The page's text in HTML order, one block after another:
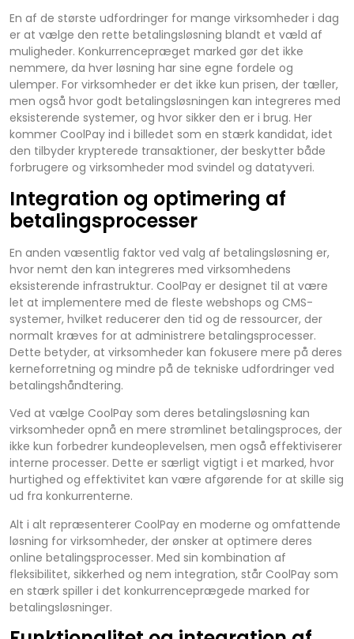
En af de største udfordringer for mange virksomheder i dag
er at vælge den rette betalingsløsning blandt et væld af
muligheder. Konkurrencepræget marked gør det ikke
nemmere, da hver løsning har sine egne fordele og
ulemper. For virksomheder er det ikke kun prisen, der tæller,
men også hvor godt betalingsløsningen kan integreres med
eksisterende systemer, og hvor sikker den er i brug. Her
kommer CoolPay ind i billedet som en stærk kandidat, idet
den tilbyder krypterede transaktioner, der beskytter både
forbrugere og virksomheder mod svindel og datatyveri.
Integration og optimering af
betalingsprocesser
En anden væsentlig faktor ved valg af betalingsløsning er,
hvor nemt den kan integreres med virksomhedens
eksisterende infrastruktur. CoolPay er designet til at være
let at implementere med de fleste webshops og CMS-
systemer, hvilket reducerer den tid og de ressourcer, der
normalt kræves for at administrere betalingsprocesser.
Dette betyder, at virksomheder kan fokusere mere på deres
kerneforretning og mindre på de tekniske udfordringer ved
betalingshåndtering.
Ved at vælge CoolPay som deres betalingsløsning kan
virksomheder opnå en mere strømlinet betalingsproces, der
ikke kun forbedrer kundeoplevelsen, men også effektiviserer
interne processer. Dette er særligt vigtigt i et marked, hvor
hurtighed og effektivitet kan være afgørende for at skille sig
ud fra konkurrenterne.
Alt i alt repræsenterer CoolPay en moderne og omfattende
løsning for virksomheder, der ønsker at optimere deres
online betalingsprocesser. Med sin kombination af
fleksibilitet, sikkerhed og nem integration, står CoolPay som
en stærk spiller i det konkurrenceprægede marked for
betalingsløsninger.